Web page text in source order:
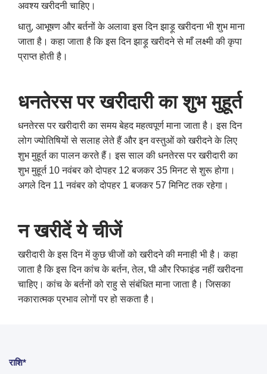
अवश्य खरीदनी चाहिए।
धातु, आभूषण और बर्तनों के अलावा इस दिन झाड़ू खरीदना भी शुभ माना
जाता है। कहा जाता है कि इस दिन झाड़ू खरीदने से माँ लक्ष्मी की कृपा
प्राप्त होती है।
धनतेरस पर खरीदारी का शुभ मुहूर्त
धनतेरस पर खरीदारी का समय बेहद महत्वपूर्ण माना जाता है। इस दिन
लोग ज्योतिषियों से सलाह लेते हैं और इन वस्तुओं को खरीदने के लिए
शुभ मुहूर्त का पालन करते हैं। इस साल की धनतेरस पर खरीदारी का
शुभ मुहूर्त 10 नवंबर को दोपहर 12 बजकर 35 मिनट से शुरू होगा।
अगले दिन 11 नवंबर को दोपहर 1 बजकर 57 मिनिट तक रहेगा।
न खरीदें ये चीजें
खरीदारी के इस दिन में कुछ चीजों को खरीदने की मनाही भी है। कहा
जाता है कि इस दिन कांच के बर्तन, तेल, घी और रिफाइंड नहीं खरीदना
चाहिए। कांच के बर्तनों को राहु से संबंधित माना जाता है। जिसका
नकारात्मक प्रभाव लोगों पर हो सकता है।
राशि*